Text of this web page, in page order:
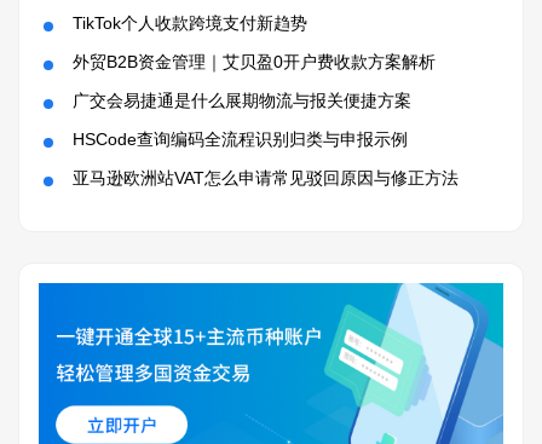
TikTok个人收款跨境支付新趋势
外贸B2B资金管理｜艾贝盈0开户费收款方案解析
广交会易捷通是什么展期物流与报关便捷方案
HSCode查询编码全流程识别归类与申报示例
亚马逊欧洲站VAT怎么申请常见驳回原因与修正方法